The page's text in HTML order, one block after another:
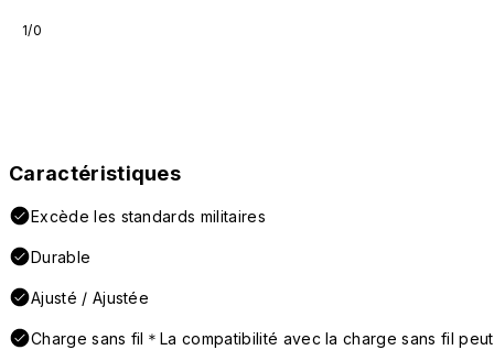
1/0
Caractéristiques
Excède les standards militaires
Durable
Ajusté / Ajustée
Charge sans fil＊La compatibilité avec la charge sans fil peut